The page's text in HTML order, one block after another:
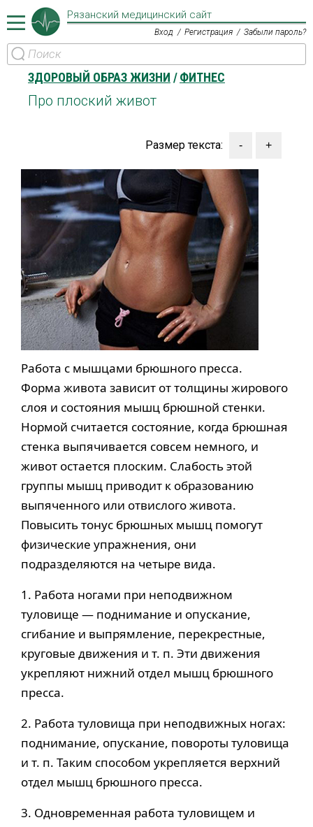
Рязанский медицинский сайт
Вход Регистрация Забыли пароль?
ЗДОРОВЫЙ ОБРАЗ ЖИЗНИ ФИТНЕС
Про плоский живот
Размер текста:
Работа с мышцами брюшного пресса.
Форма живота зависит от толщины жирового
слоя и состояния мышц брюшной стенки.
Нормой считается состояние, когда брюшная
стенка выпячивается совсем немного, и
живот остается плоским. Слабость этой
группы мышц приводит к образованию
выпяченного или отвислого живота.
Повысить тонус брюшных мышц помогут
физические упражнения, они
подразделяются на четыре вида.
1. Работа ногами при неподвижном
туловище — поднимание и опускание,
сгибание и выпрямление, перекрестные,
круговые движения и т. п. Эти движения
укрепляют нижний отдел мышц брюшного
пресса.
2. Работа туловища при неподвижных ногах:
поднимание, опускание, повороты туловища
и т. п. Таким способом укрепляется верхний
отдел мышц брюшного пресса.
3. Одновременная работа туловищем и